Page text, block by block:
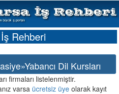
Rehberi
Dil Kursları
firmaları listelenmiştir.
varsa ücretsiz üye olarak kayıt